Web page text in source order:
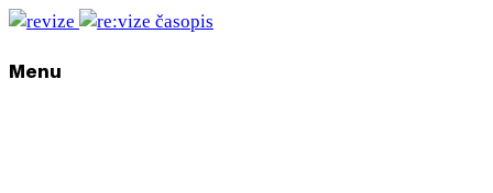
Menu